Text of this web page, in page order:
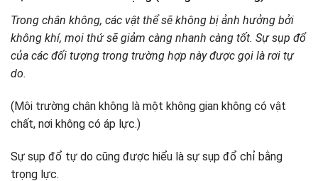
Trong chân không, các vật thể sẽ không bị ảnh hưởng bởi
không khí, mọi thứ sẽ giảm càng nhanh càng tốt. Sự sụp đổ
của các đối tượng trong trường hợp này được gọi là rơi tự
do.
(Môi trường chân không là một không gian không có vật
chất, nơi không có áp lực.)
Sự sụp đổ tự do cũng được hiểu là sự sụp đổ chỉ bằng
trọng lực.